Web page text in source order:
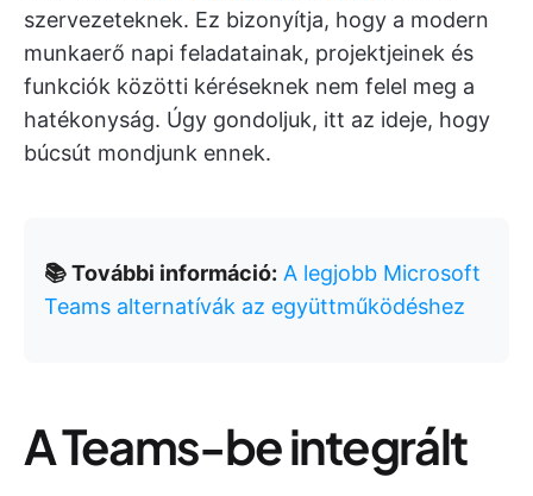
szervezeteknek. Ez bizonyítja, hogy a modern
munkaerő napi feladatainak, projektjeinek és
funkciók közötti kéréseknek nem felel meg a
hatékonyság. Úgy gondoljuk, itt az ideje, hogy
búcsút mondjunk ennek.
📚 További információ: A legjobb Microsoft
Teams alternatívák az együttműködéshez
A Teams-be integrált